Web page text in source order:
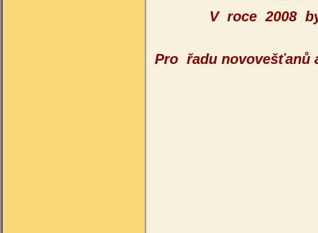
V roce 2008
Pro řadu